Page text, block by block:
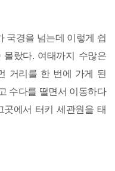
국경을 넘는데 이렇게 쉽
랐다. 여태까지 수많은
거리를 한 번에 가게 된
수다를 떨면서 이동하다
에서 터키 세관원을 태